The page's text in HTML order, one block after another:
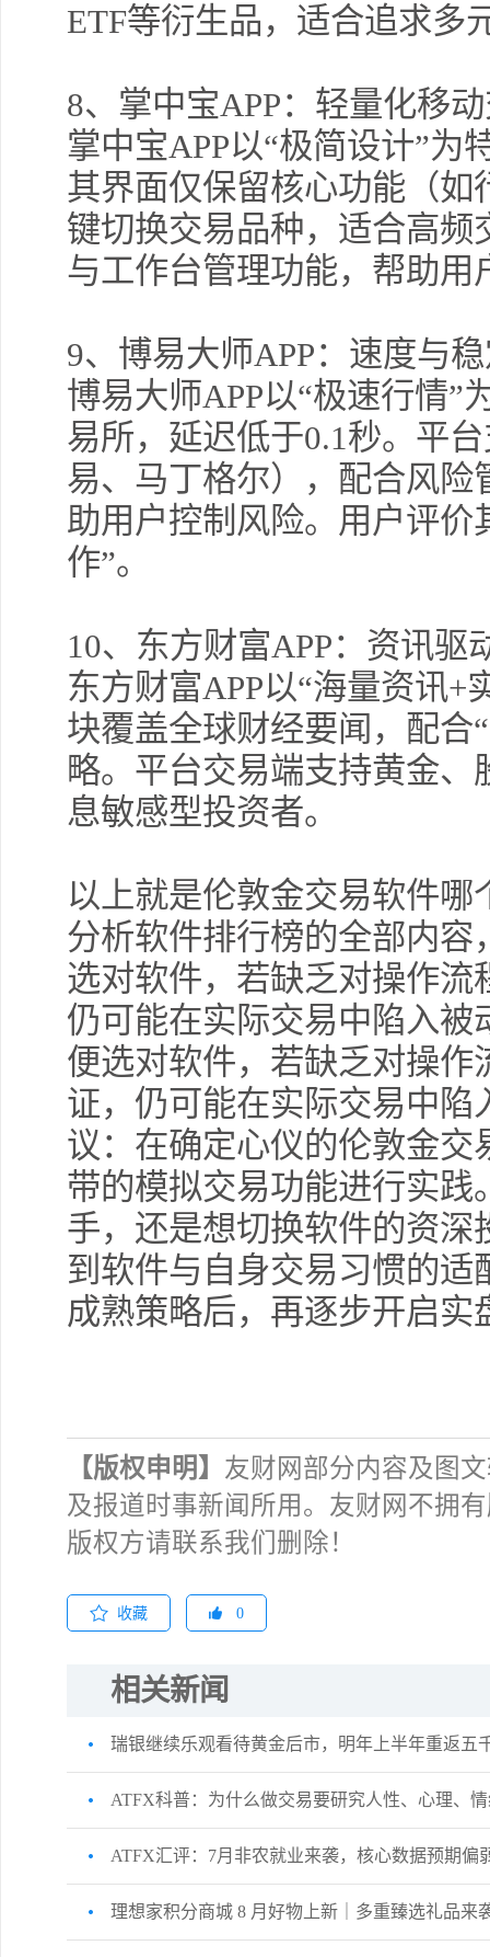
ETF等衍生品，适合追求多
8、掌中宝APP：轻量化移
掌中宝APP以“极简设计”为
其界面仅保留核心功能（
键切换交易品种，适合高
与工作台管理功能，帮助用
9、博易大师APP：速度与
博易大师APP以“极速行情”
易所，延迟低于0.1秒。平
易、马丁格尔），配合风
助用户控制风险。用户评价
作”。
10、东方财富APP：资讯驱
东方财富APP以“海量资讯+
块覆盖全球财经要闻，配合
略。平台交易端支持黄金
息敏感型投资者。
以上就是伦敦金交易软件
分析软件排行榜的全部内
选对软件，若缺乏对操作
仍可能在实际交易中陷入
便选对软件，若缺乏对操
证，仍可能在实际交易中陷
议：在确定心仪的伦敦金
带的模拟交易功能进行实
手，还是想切换软件的资
到软件与自身交易习惯的
成熟策略后，再逐步开启实
【版权申明】 友财网部分内容及图
及报道时事新闻所用。友财网不拥
版权方请联系我们删除！
收藏 0
相关新闻
瑞银继续乐观看待黄金后市，明年上半年重返五
ATFX科普：为什么做交易要研究人性、心理、
ATFX汇评：7月非农就业来袭，核心数据预期偏
理想家积分商城 8 月好物上新｜多重臻选礼品来